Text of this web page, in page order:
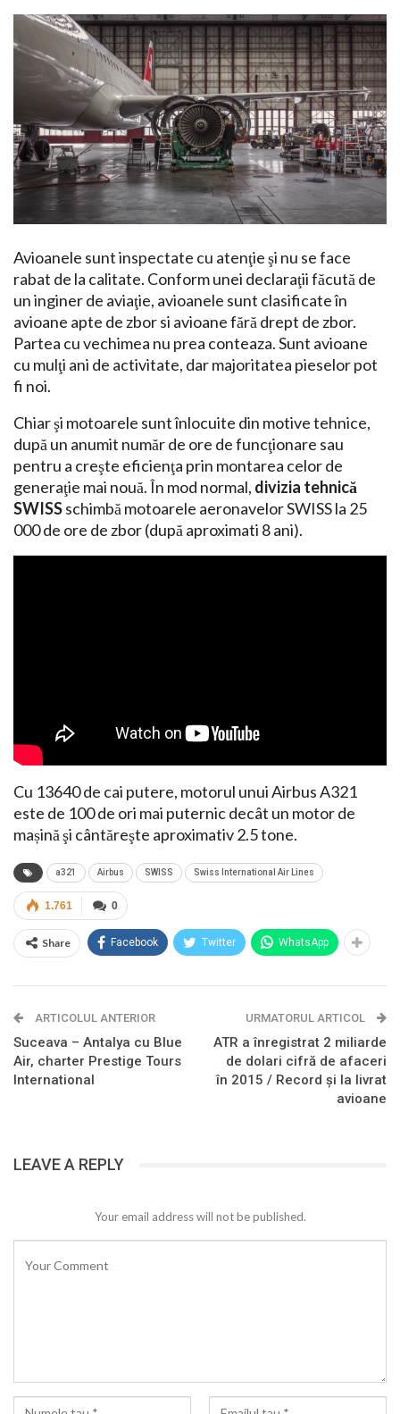
Avioanele sunt inspectate cu atenţie şi nu se face
rabat de la calitate. Conform unei declaraţii făcută de
un inginer de aviaţie, avioanele sunt clasificate în
avioane apte de zbor si avioane fără drept de zbor.
Partea cu vechimea nu prea conteaza. Sunt avioane
cu mulţi ani de activitate, dar majoritatea pieselor pot
fi noi.
Chiar şi motoarele sunt înlocuite din motive tehnice,
după un anumit număr de ore de funcţionare sau
pentru a creşte eficienţa prin montarea celor de
generaţie mai nouă. În mod normal, divizia tehnică
SWISSschimbă motoarele aeronavelor SWISS la 25
000 de ore de zbor (după aproximati 8 ani).
Cu 13640 de cai putere, motorul unui Airbus A321
este de 100 de ori mai puternic decât un motor de
mașină şi cântăreşte aproximativ 2.5 tone.
a321 Airbus SWISS Swiss International Air Lines
0
1.761
Share Facebook Twitter WhatsApp
ARTICOLUL ANTERIOR
Suceava – Antalya cu Blue
Air, charter Prestige Tours
International
URMATORUL ARTICOL
ATR a înregistrat 2 miliarde
de dolari cifră de afaceri
în 2015 / Record şi la livrat
avioane
LEAVE A REPLY
Your email address will not be published.